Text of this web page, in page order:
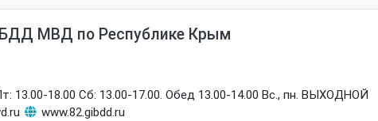
МВД по Республике Крым
13.00-18.00 Сб: 13.00-17.00. Обед 13.00-14.00 Вс., пн. ВЫХОДНОЙ
www.82.gibdd.ru